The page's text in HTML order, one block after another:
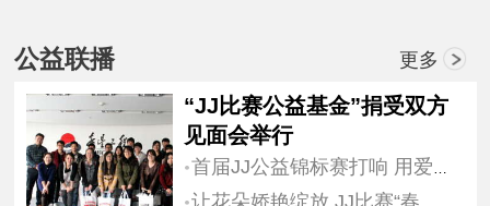
公益联播 更多
“JJ比赛公益基金”捐受双方
见面会举行